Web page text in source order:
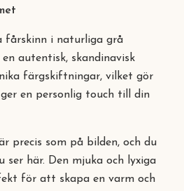
fårskinn i naturliga grå
autentisk, skandinavisk
färgskiftningar, vilket gör
en personlig touch till din
precis som på bilden, och du
ser här. Den mjuka och lyxiga
för att skapa en varm och